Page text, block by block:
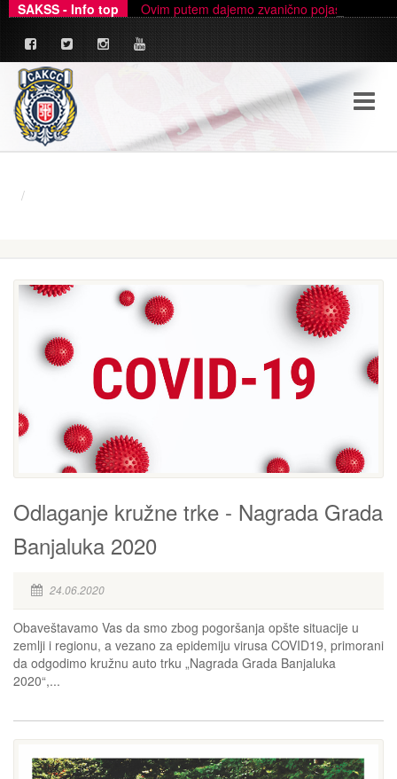
SAKSS - Info top Ovim putem dajemo zvanično pojašnjenje u
Odlaganje kružne trke - Nagrada Grada
Banjaluka 2020
24.06.2020
Obaveštavamo Vas da smo zbog pogoršanja opšte situacije u
zemlji i regionu, a vezano za epidemiju virusa COVID19, primorani
da odgodimo kružnu auto trku „Nagrada Grada Banjaluka
2020“,...